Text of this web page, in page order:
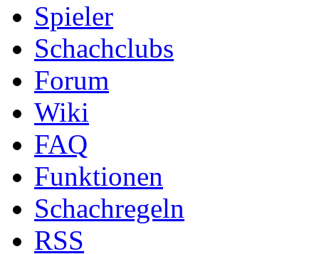
Spieler
Schachclubs
Forum
Wiki
FAQ
Funktionen
Schachregeln
RSS